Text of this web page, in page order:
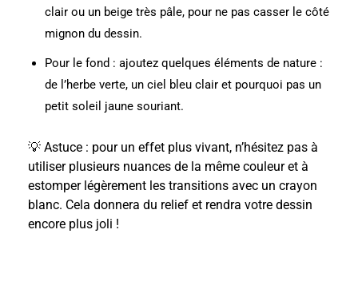
clair ou un beige très pâle, pour ne pas casser le côté
mignon du dessin.
Pour le fond : ajoutez quelques éléments de nature :
de l’herbe verte, un ciel bleu clair et pourquoi pas un
petit soleil jaune souriant.
💡 Astuce : pour un effet plus vivant, n’hésitez pas à
utiliser plusieurs nuances de la même couleur et à
estomper légèrement les transitions avec un crayon
blanc. Cela donnera du relief et rendra votre dessin
encore plus joli !